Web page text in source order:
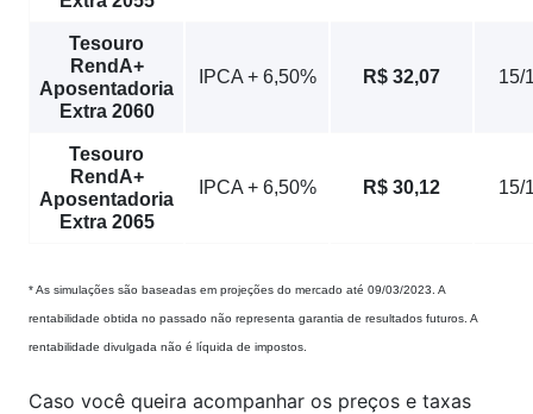
Tesouro
RendA+
Aposentadoria
Extra 2060
IPCA + 6,50% R$ 32,07 15/
Tesouro
RendA+
Aposentadoria
Extra 2065
IPCA + 6,50% R$ 30,12 15/
* As simulações são baseadas em projeções do mercado até 09/03/2023. A
rentabilidade obtida no passado não representa garantia de resultados futuros. A
rentabilidade divulgada não é líquida de impostos.
Caso você queira acompanhar os preços e taxas